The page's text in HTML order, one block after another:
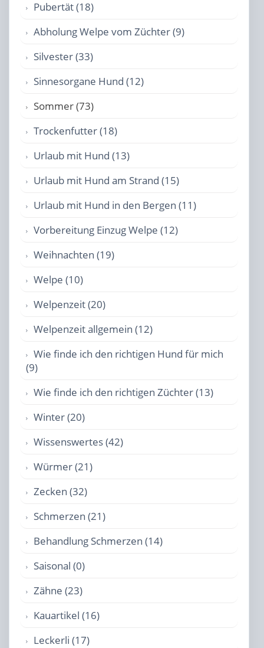
Pubertät (18)
Abholung Welpe vom Züchter (9)
Silvester (33)
Sinnesorgane Hund (12)
Sommer (73)
Trockenfutter (18)
Urlaub mit Hund (13)
Urlaub mit Hund am Strand (15)
Urlaub mit Hund in den Bergen (11)
Vorbereitung Einzug Welpe (12)
Weihnachten (19)
Welpe (10)
Welpenzeit (20)
Welpenzeit allgemein (12)
Wie finde ich den richtigen Hund für mich
(9)
Wie finde ich den richtigen Züchter (13)
Winter (20)
Wissenswertes (42)
Würmer (21)
Zecken (32)
Schmerzen (21)
Behandlung Schmerzen (14)
Saisonal (0)
Zähne (23)
Kauartikel (16)
Leckerli (17)